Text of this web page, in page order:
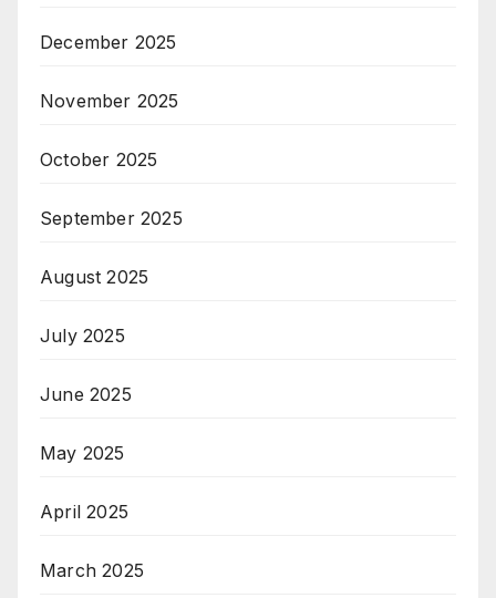
December 2025
November 2025
October 2025
September 2025
August 2025
July 2025
June 2025
May 2025
April 2025
March 2025